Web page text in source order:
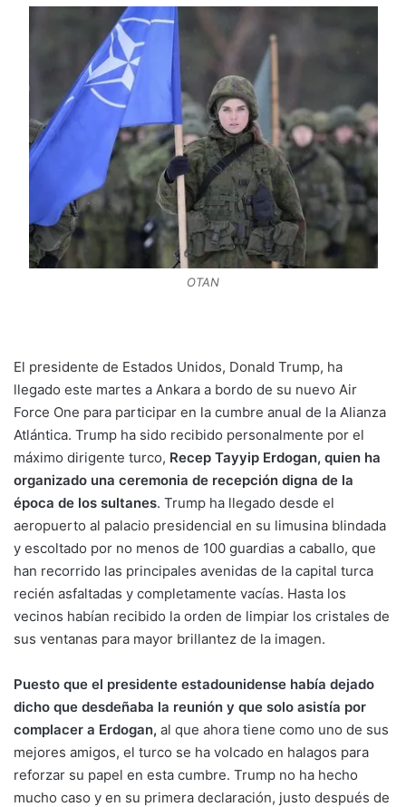
OTAN
El presidente de Estados Unidos, Donald Trump, ha
llegado este martes a Ankara a bordo de su nuevo Air
Force One para participar en la cumbre anual de la Alianza
Atlántica. Trump ha sido recibido personalmente por el
máximo dirigente turco, Recep Tayyip Erdogan, quien ha
organizado una ceremonia de recepción digna de la
época de los sultanes. Trump ha llegado desde el
aeropuerto al palacio presidencial en su limusina blindada
y escoltado por no menos de 100 guardias a caballo, que
han recorrido las principales avenidas de la capital turca
recién asfaltadas y completamente vacías. Hasta los
vecinos habían recibido la orden de limpiar los cristales de
sus ventanas para mayor brillantez de la imagen.
Puesto que el presidente estadounidense había dejado
dicho que desdeñaba la reunión y que solo asistía por
complacer a Erdogan, al que ahora tiene como uno de sus
mejores amigos, el turco se ha volcado en halagos para
reforzar su papel en esta cumbre. Trump no ha hecho
mucho caso y en su primera declaración, justo después de